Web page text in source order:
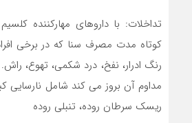
تداخلات: با داروهای مهارکننده
کوتاه مدت مصرف سنا که در برخی
رنگ ادرار، نفخ، درد شکمی، تهوع،
مداوم آن بروز می کند شامل نارسایی
ریسک سرطان روده، تنبلی روده